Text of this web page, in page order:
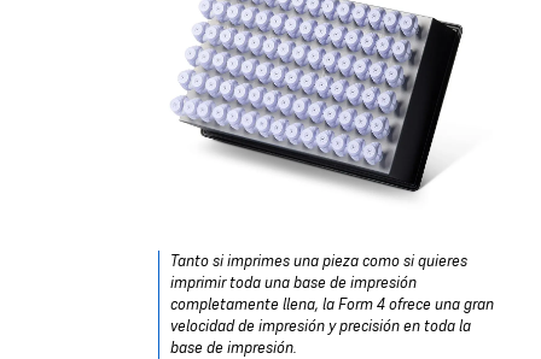
Tanto si imprimes una pieza como si quieres
imprimir toda una base de impresión
completamente llena, la Form 4 ofrece una gran
velocidad de impresión y precisión en toda la
base de impresión.